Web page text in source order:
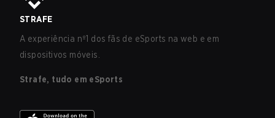
STRAFE
A experiência nº1 dos fãs de eSports na web e em
dispositivos móveis.
Strafe, tudo em eSports